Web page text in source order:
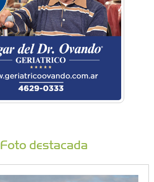
Foto destacada